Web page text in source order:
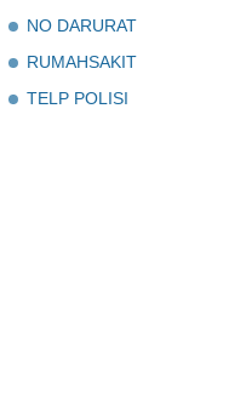
NO DARURAT
RUMAHSAKIT
TELP POLISI